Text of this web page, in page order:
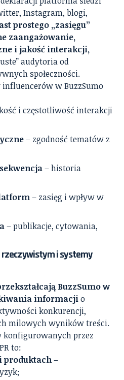
Instagram, blogi,
prostego „zasięgu”
zaangażowanie,
i jakość interakcji,
audytoria od
społeczności.
w BuzzSumo
i częstotliwość interakcji
– zgodność tematów z
– historia
– zasięg i wpływ w
– publikacje, cytowania,
i systemy
BuzzSumo w
informacjio
konkurencji,
milowych wyników treści.
konfigurowanych przez
to:
produktach–